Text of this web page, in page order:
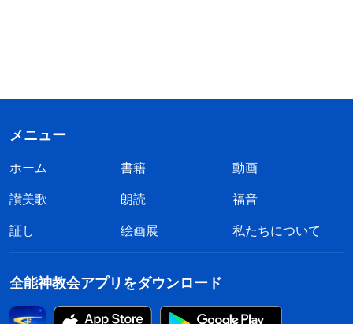
メニュー
ホーム 書籍
動画
讃美歌
朗読
福音
証し
絵画展 私たちについて
全能神教会アプリをダウンロード